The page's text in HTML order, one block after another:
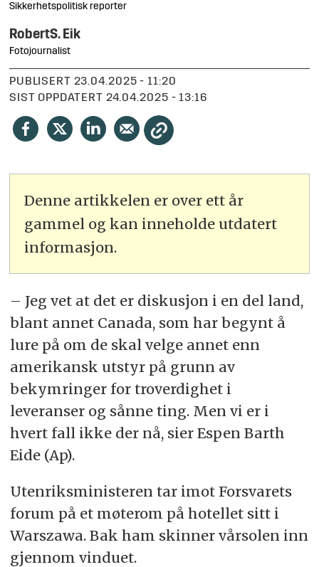
Sikkerhetspolitisk reporter
RobertS. Eik
Fotojournalist
PUBLISERT
23.04.2025 - 11:20
SIST OPPDATERT
24.04.2025 - 13:16
Denne artikkelen er over ett år
gammel og kan inneholde utdatert
informasjon.
– Jeg vet at det er diskusjon i en del land,
blant annet Canada, som har begynt å
lure på om de skal velge annet enn
amerikansk utstyr på grunn av
bekymringer for troverdighet i
leveranser og sånne ting. Men vi er i
hvert fall ikke der nå, sier Espen Barth
Eide (Ap).
Utenriksministeren tar imot Forsvarets
forum på et møterom på hotellet sitt i
Warszawa. Bak ham skinner vårsolen inn
gjennom vinduet.